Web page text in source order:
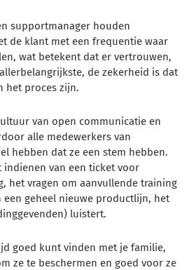
supportmanager houden
de klant met een frequentie waar
wat betekent dat er vertrouwen,
de zekerheid is dat
het proces zijn.
van open communicatie en
alle medewerkers van
hebben dat ze een stem hebben.
indienen van een ticket voor
het vragen om aanvullende training
een geheel nieuwe productlijn, het
luistert.
goed kunt vinden met je familie,
ze te beschermen en goed voor ze